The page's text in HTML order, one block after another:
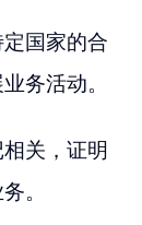
国家的合
务活动。
关，证明
。